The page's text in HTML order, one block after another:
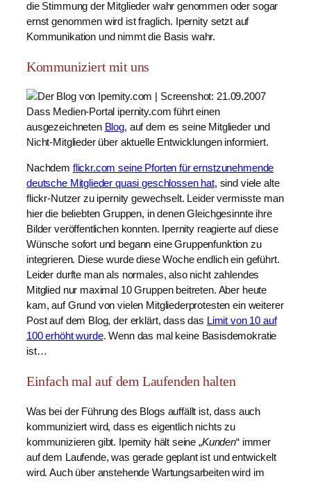
die Stimmung der Mitglieder wahr genommen oder sogar
ernst genommen wird ist fraglich. Ipernity setzt auf
Kommunikation und nimmt die Basis wahr.
Kommuniziert mit uns
Dass Medien-Portal ipernity.com führt einen
ausgezeichneten Blog, auf dem es seine Mitglieder und
Nicht-Mitglieder über aktuelle Entwicklungen informiert.
Nachdem flickr.com seine Pforten für ernstzunehmende
deutsche Mitglieder quasi geschlossen hat, sind viele alte
flickr-Nutzer zu ipernity gewechselt. Leider vermisste man
hier die beliebten Gruppen, in denen Gleichgesinnte ihre
Bilder veröffentlichen konnten. Ipernity reagierte auf diese
Wünsche sofort und begann eine Gruppenfunktion zu
integrieren. Diese wurde diese Woche endlich ein geführt.
Leider durfte man als normales, also nicht zahlendes
Mitglied nur maximal 10 Gruppen beitreten. Aber heute
kam, auf Grund von vielen Mitgliederprotesten ein weiterer
Post auf dem Blog, der erklärt, dass das Limit von 10 auf
100 erhöht wurde. Wenn das mal keine Basisdemokratie
ist…
Einfach mal auf dem Laufenden halten
Was bei der Führung des Blogs auffällt ist, dass auch
kommuniziert wird, dass es eigentlich nichts zu
kommunizieren gibt. Ipernity hält seine „Kunden“ immer
auf dem Laufende, was gerade geplant ist und entwickelt
wird. Auch über anstehende Wartungsarbeiten wird im